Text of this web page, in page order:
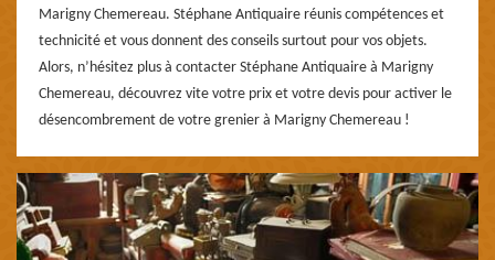
Marigny Chemereau. Stéphane Antiquaire réunis compétences et
technicité et vous donnent des conseils surtout pour vos objets.
Alors, n’hésitez plus à contacter Stéphane Antiquaire à Marigny
Chemereau, découvrez vite votre prix et votre devis pour activer le
désencombrement de votre grenier à Marigny Chemereau !